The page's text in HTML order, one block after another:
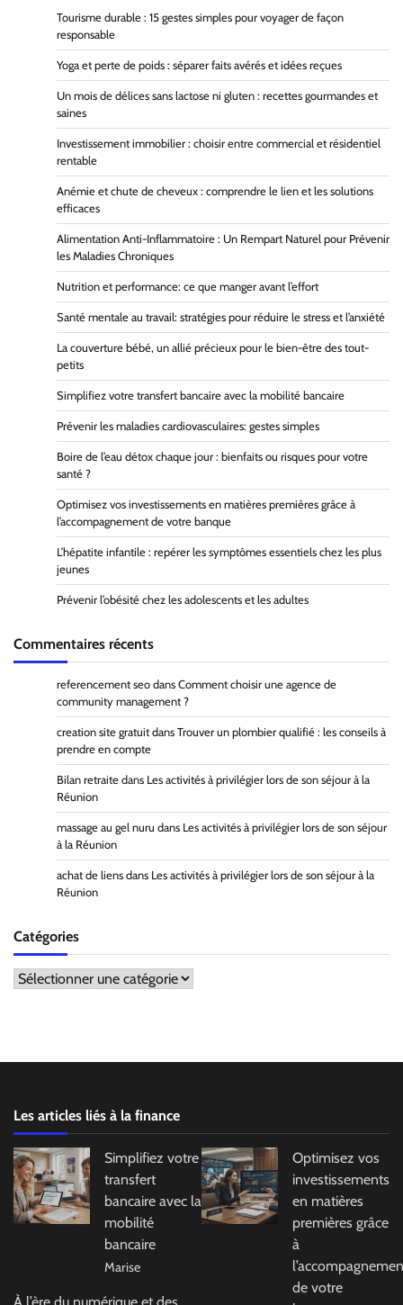
Tourisme durable : 15 gestes simples pour voyager de façon
responsable
Yoga et perte de poids : séparer faits avérés et idées reçues
Un mois de délices sans lactose ni gluten : recettes gourmandes et
saines
Investissement immobilier : choisir entre commercial et résidentiel
rentable
Anémie et chute de cheveux : comprendre le lien et les solutions
efficaces
Alimentation Anti-Inflammatoire : Un Rempart Naturel pour Prévenir
les Maladies Chroniques
Nutrition et performance: ce que manger avant l’effort
Santé mentale au travail: stratégies pour réduire le stress et l’anxiété
La couverture bébé, un allié précieux pour le bien-être des tout-
petits
Simplifiez votre transfert bancaire avec la mobilité bancaire
Prévenir les maladies cardiovasculaires: gestes simples
Boire de l’eau détox chaque jour : bienfaits ou risques pour votre
santé ?
Optimisez vos investissements en matières premières grâce à
l’accompagnement de votre banque
L’hépatite infantile : repérer les symptômes essentiels chez les plus
jeunes
Prévenir l’obésité chez les adolescents et les adultes
Commentaires récents
referencement seo dans Comment choisir une agence de
community management ?
creation site gratuit dans Trouver un plombier qualifié : les conseils à
prendre en compte
Bilan retraite dans Les activités à privilégier lors de son séjour à la
Réunion
massage au gel nuru dans Les activités à privilégier lors de son séjour
à la Réunion
achat de liens dans Les activités à privilégier lors de son séjour à la
Réunion
Catégories
Catégories
Les articles liés à la finance
Simplifiez votre
transfert
bancaire avec la
mobilité
bancaire
Marise
Optimisez vos
investissements
en matières
premières grâce
à
de votre